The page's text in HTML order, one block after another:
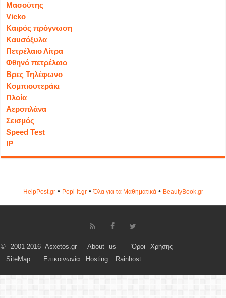
Μασούτης
Vicko
Καιρός πρόγνωση
Καυσόξυλα
Πετρέλαιο Λίτρα
Φθηνό πετρέλαιο
Βρες Τηλέφωνο
Κομπιουτεράκι
Πλοία
Αεροπλάνα
Σεισμός
Speed Test
IP
HelpPost.gr• Popi-it.gr•Όλα για τα Μαθηματικά• ΒeautyΒook.gr
© 2001-2016 Asxetos.gr About us
Όροι Χρήσης
SiteMap
Επικοινωνία Hosting Rainhost